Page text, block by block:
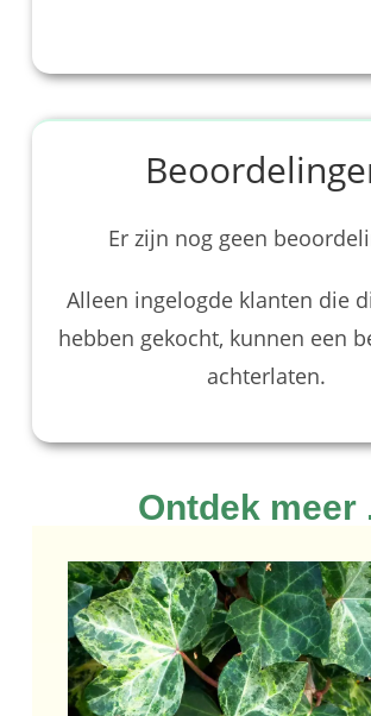
Er zijn nog geen
Alleen ingelogde klanten die
hebben gekocht, kunnen een
achterlaten.
Ontdek meer